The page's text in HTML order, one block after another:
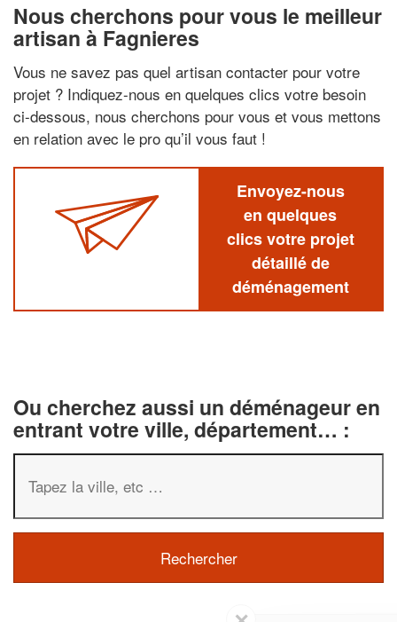
Nous cherchons pour vous le meilleur
artisan à Fagnieres
Vous ne savez pas quel artisan contacter pour votre
projet ? Indiquez-nous en quelques clics votre besoin
ci-dessous, nous cherchons pour vous et vous mettons
en relation avec le pro qu’il vous faut !
Envoyez-nous
en quelques
clics votre projet
détaillé de
déménagement
Ou cherchez aussi un déménageur en
entrant votre ville, département… :